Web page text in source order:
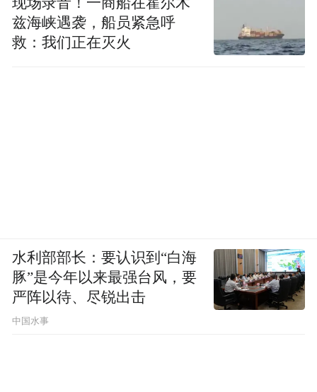
一汽丰田
兹海峡遇袭，船员紧急呼
救：我们正在灭火
水利部部长：要认识到“白海
豚”是今年以来最强台风，要
严阵以待、尽锐出击
中国水事